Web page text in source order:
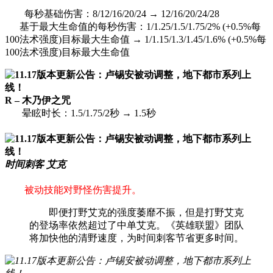
每秒基础伤害：8/12/16/20/24 → 12/16/20/24/28
基于最大生命值的每秒伤害：1/1.25/1.5/1.75/2% (+0.5%每
100法术强度)目标最大生命值 → 1/1.15/1.3/1.45/1.6% (+0.5%每
100法术强度)目标最大生命值
R – 木乃伊之咒
晕眩时长：1.5/1.75/2秒 → 1.5秒
时间刺客 艾克
被动技能对野怪伤害提升。
即便打野艾克的强度萎靡不振，但是打野艾克
的登场率依然超过了中单艾克。《英雄联盟》团队
将加快他的清野速度，为时间刺客节省更多时间。